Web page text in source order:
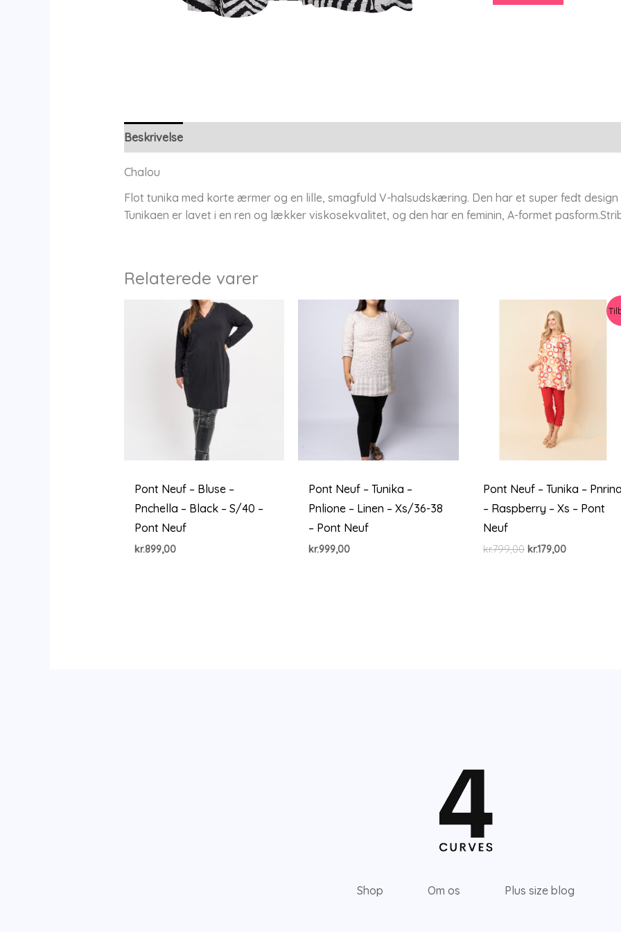
Beskrivelse
Chalou
Flot tunika med korte ærmer og en lille, smagfuld V-halsudskæring. Den har et super fedt
Tunikaen er lavet i en ren og lækker viskosekvalitet, og den har en feminin, A-formet
Relaterede varer
Pont Neuf – Bluse –
Pnchella – Black – S/40 –
Pont Neuf
kr.899,00
Pont Neuf – Tunika –
Pnlione – Linen – Xs/36-38
– Pont Neuf
kr.999,00
Pont Neuf – Tunika –
– Raspberry – Xs – Pont
Neuf
kr.799,00 Den
kr.179,00Den
Shop Om os Plus size blog